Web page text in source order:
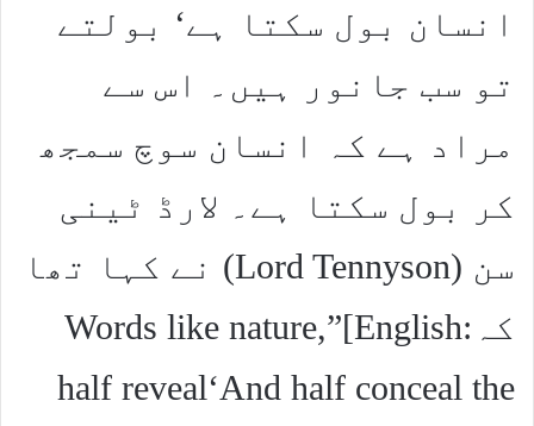
انسان بول سکتا ہے‘ بولتے
تو سب جانور ہیں۔ اس سے
مراد ہے کہ انسان سوچ سمجھ
کر بول سکتا ہے۔ لارڈ ٹینی
سن (Lord Tennyson) نے کہا تھا
کہ:English]”Words like nature,
half reveal‘And half conceal the